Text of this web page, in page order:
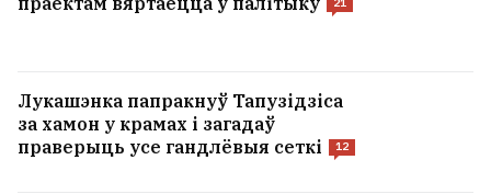
21
Лукашэнка папракнуў Тапузідзіса
за хамон у крамах і загадаў
праверыць усе гандлёвыя сеткі
12